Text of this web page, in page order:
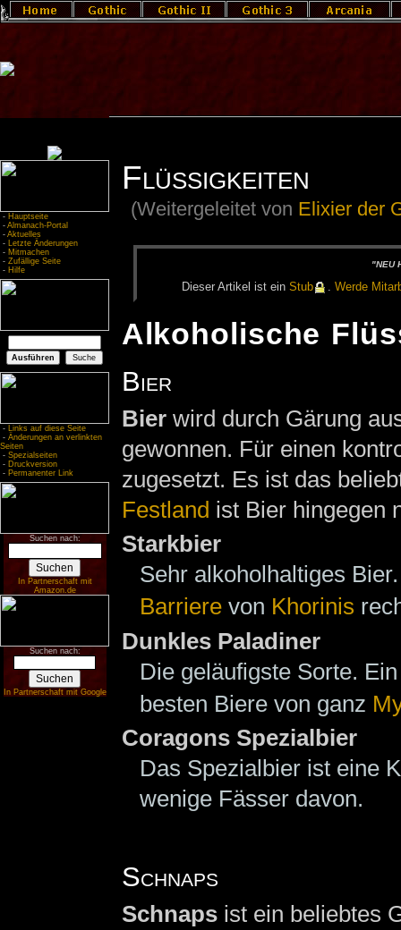
- Hauptseite
- Almanach-Portal
- Aktuelles
- Letzte Änderungen
- Mitmachen
- Zufällige Seite
- Hilfe
- Links auf diese Seite
- Änderungen an verlinkten
Seiten
- Spezialseiten
- Druckversion
- Permanenter Link
Suchen nach:
In Partnerschaft mit
Amazon.de
Suchen nach:
In Partnerschaft mit Google
Flüssigkeiten
(Weitergeleitet von Elixier der
"NEU
Die­ser Ar­ti­kel ist ein Stub Wer­de
Alkoholische
Bier
Bierwird durch Gärung
gewonnen. Für einen
zugesetzt. Es ist das
Festland ist Bier hingegen
Starkbier
Sehr alkoholhaltiges
Barriere von Khorinis
Dunkles Paladiner
Die geläufigste Sorte.
besten Biere von ganz
Coragons Spezialbier
Das Spezialbier ist eine
wenige Fässer davon.
Schnaps
Schnapsist ein beliebtes